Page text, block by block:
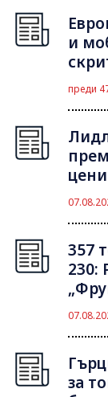
и
преди
357
230:
за